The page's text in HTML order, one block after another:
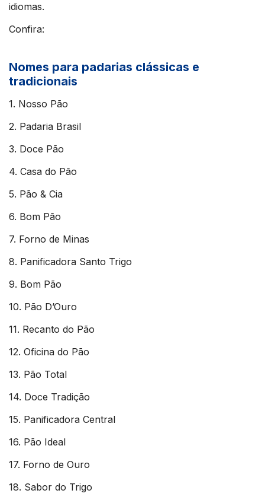
idiomas.
Confira:
Nomes para padarias clássicas e
tradicionais
1. Nosso Pão
2. Padaria Brasil
3. Doce Pão
4. Casa do Pão
5. Pão & Cia
6. Bom Pão
7. Forno de Minas
8. Panificadora Santo Trigo
9. Bom Pão
10. Pão D’Ouro
11. Recanto do Pão
12. Oficina do Pão
13. Pão Total
14. Doce Tradição
15. Panificadora Central
16. Pão Ideal
17. Forno de Ouro
18. Sabor do Trigo